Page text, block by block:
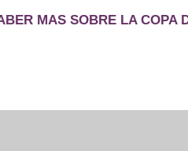
MAS SOBRE LA COPA